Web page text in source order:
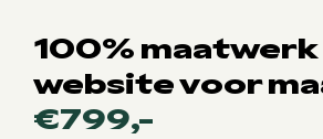
100% maatwerk
website voor
€799,-